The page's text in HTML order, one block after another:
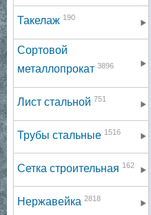
Такелаж 190
Сортовой
металлопрокат 3896
Лист стальной 751
Трубы стальные 1516
Сетка строительная 162
Нержавейка 2818